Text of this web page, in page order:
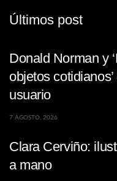
Últimos post
Donald Norman y
objetos
usuario
7 AGOSTO, 2026
Clara Cerviño:
a mano